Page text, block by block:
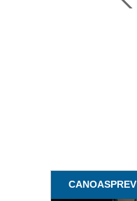
CANOASPREV